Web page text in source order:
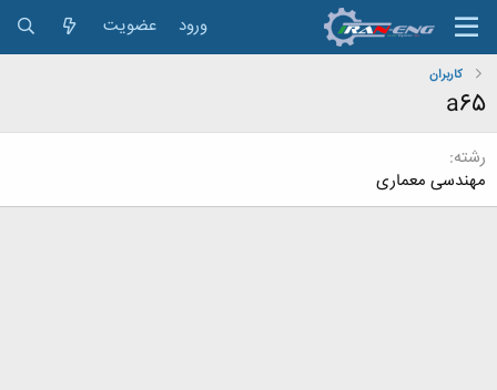
ورود عضویت
کاربران
a65
رشته
مهندسی معماری